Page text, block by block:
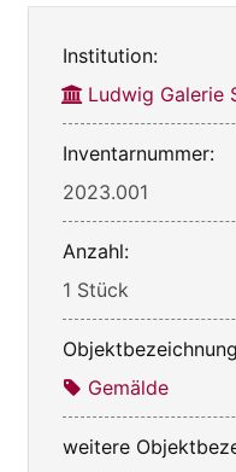
Institution:
Ludwig Galerie
Inventarnummer:
2023.001
Anzahl:
1 Stück
Gemälde
weitere